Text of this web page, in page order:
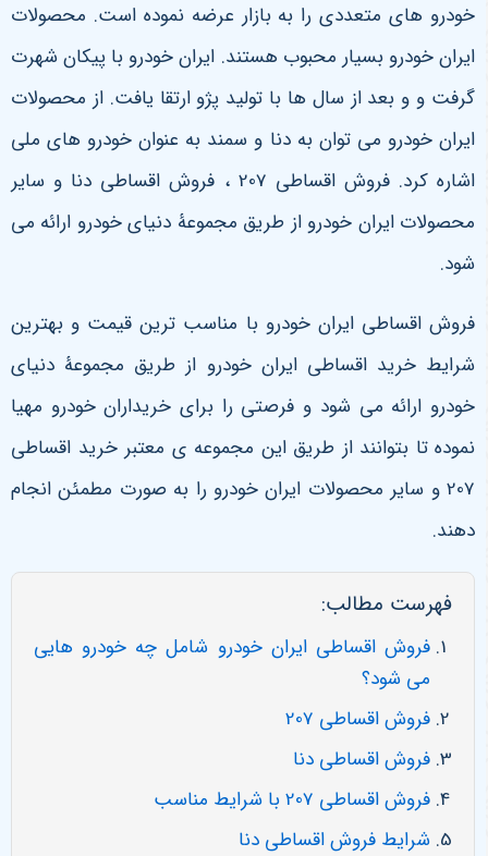
خودرو های متعددی را به بازار عرضه نموده است. محصولات
ایران خودرو بسیار محبوب هستند. ایران خودرو با پیکان شهرت
گرفت و و بعد از سال ها با تولید پژو ارتقا یافت. از محصولات
ایران خودرو می توان به دنا و سمند به عنوان خودرو های ملی
اشاره کرد. فروش اقساطی 207 ، فروش اقساطی دنا و سایر
محصولات ایران خودرو از طریق مجموعۀ دنیای خودرو ارائه می
شود.
فروش اقساطی ایران خودرو با مناسب ترین قیمت و بهترین
شرایط خرید اقساطی ایران خودرو از طریق مجموعۀ دنیای
خودرو ارائه می شود و فرصتی را برای خریداران خودرو مهیا
نموده تا بتوانند از طریق این مجموعه ی معتبر خرید اقساطی
207 و سایر محصولات ایران خودرو را به صورت مطمئن انجام
دهند.
فهرست مطالب:
فروش اقساطی ایران خودرو شامل چه خودرو هایی
می شود؟
فروش اقساطی 207
فروش اقساطی دنا
فروش اقساطی 207 با شرایط مناسب
شرایط فروش اقساطی دنا